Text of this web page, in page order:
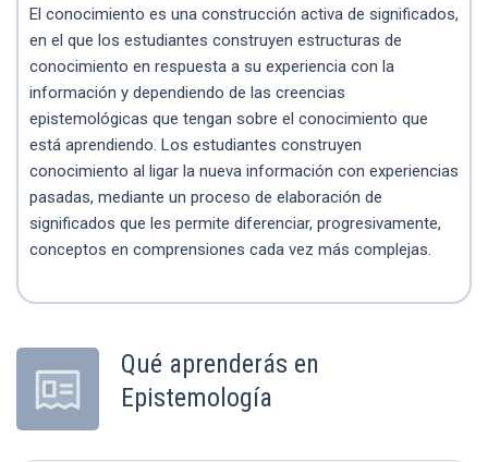
El conocimiento es una construcción activa de significados,
en el que los estudiantes construyen estructuras de
conocimiento en respuesta a su experiencia con la
información y dependiendo de las creencias
epistemológicas que tengan sobre el conocimiento que
está aprendiendo. Los estudiantes construyen
conocimiento al ligar la nueva información con experiencias
pasadas, mediante un proceso de elaboración de
significados que les permite diferenciar, progresivamente,
conceptos en comprensiones cada vez más complejas.
Qué aprenderás en
Epistemología